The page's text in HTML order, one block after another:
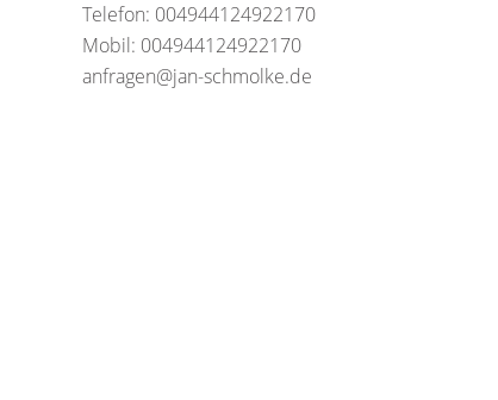
Telefon: 004944124922170
Mobil: 004944124922170
anfragen@jan-schmolke.de